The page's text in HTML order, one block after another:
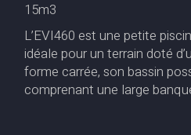
15m3
L’EVI460 est une petite
idéale pour un terrain doté
forme carrée, son bassin
comprenant une large